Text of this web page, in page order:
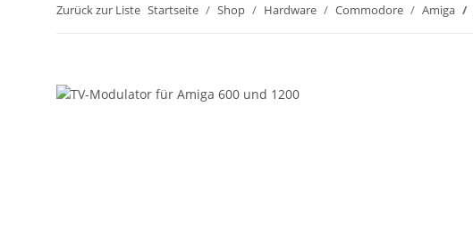
Zurück zur Liste Startseite Shop Hardware Commodore Amiga